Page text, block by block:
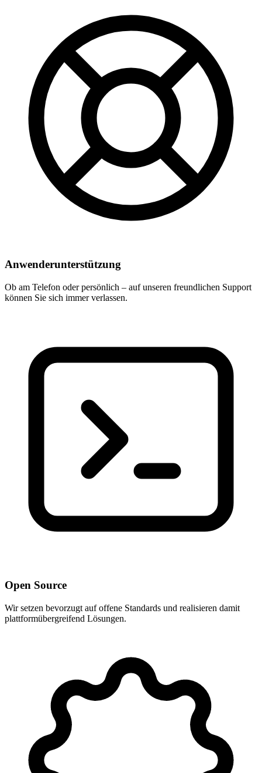
Anwenderunterstützung
Ob am Telefon oder persönlich – auf unseren freundlichen Support
können Sie sich immer verlassen.
Open Source
Wir setzen bevorzugt auf offene Standards und realisieren damit
plattformübergreifend Lösungen.